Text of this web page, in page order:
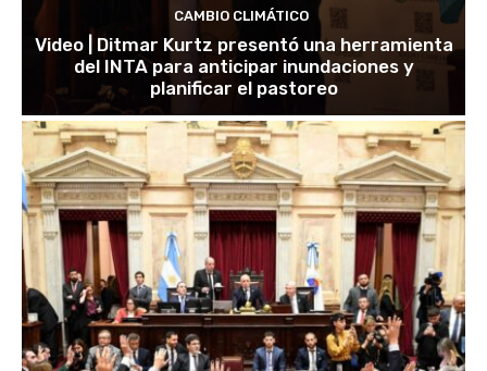
CAMBIO CLIMÁTICO
Video | Ditmar Kurtz presentó una herramienta
del INTA para anticipar inundaciones y
planificar el pastoreo